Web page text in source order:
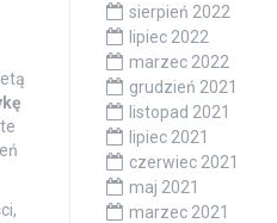
sierpień 2022
lipiec 2022
marzec 2022
grudzień 2021
listopad 2021
lipiec 2021
czerwiec 2021
maj 2021
marzec 2021